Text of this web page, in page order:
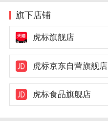
旗下店铺
虎标旗舰店
虎标京东自营旗舰店
虎标食品旗舰店